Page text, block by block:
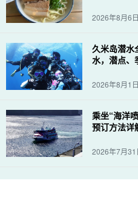
2026年8月6日
久米岛潜水
水，潜点、
2026年8月1日
乘坐“海洋
预订方法详
2026年7月31